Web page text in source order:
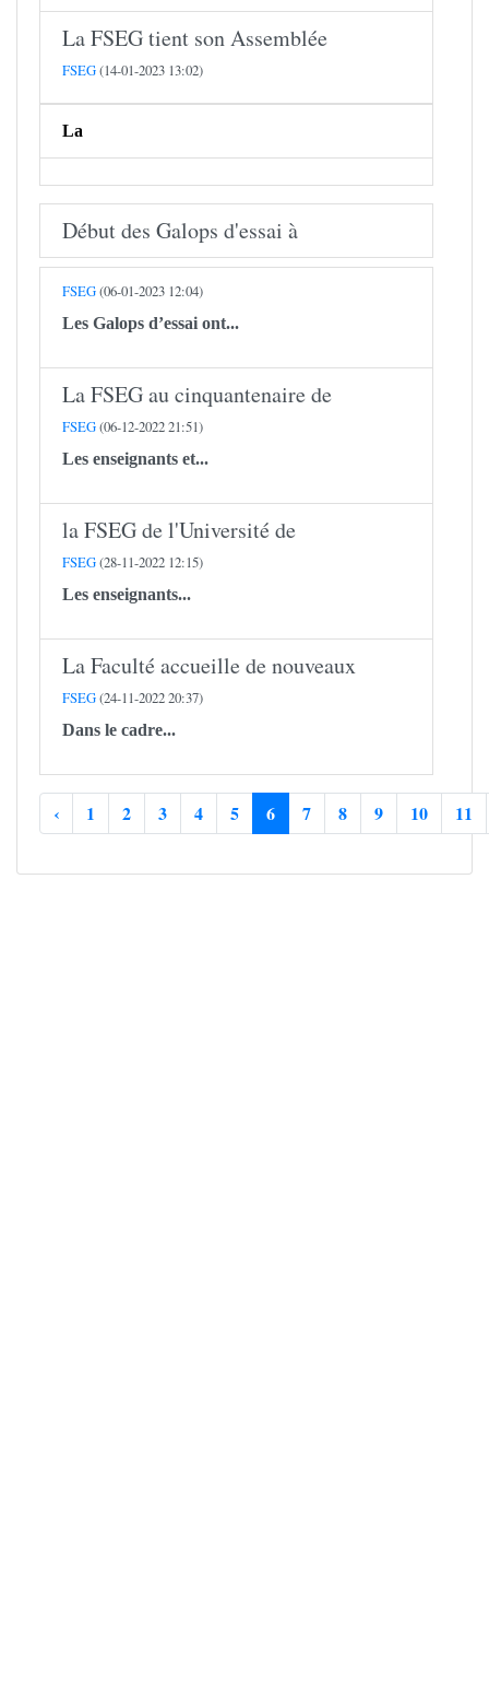
​​​​​​​La FSEG tient son Assemblée
FSEG(14-01-2023 13:02)
La
Début des Galops d'essai à
FSEG(06-01-2023 12:04)
Les Galops d’essai ont...
La FSEG au cinquantenaire de
FSEG(06-12-2022 21:51)
Les enseignants et...
la FSEG de l'Université de
FSEG(28-11-2022 12:15)
Les enseignants...
La Faculté accueille de nouveaux
FSEG(24-11-2022 20:37)
Dans le cadre...
‹ 1 2 3 4 5 6 7 8 9 10 11